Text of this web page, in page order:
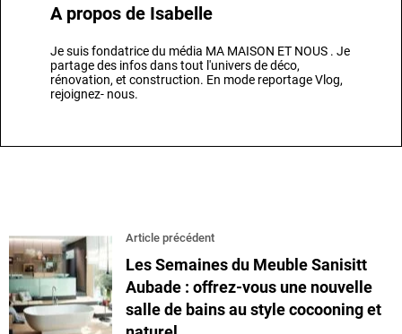
A propos de Isabelle
Je suis fondatrice du média MA MAISON ET NOUS . Je
partage des infos dans tout l'univers de déco,
rénovation, et construction. En mode reportage Vlog,
rejoignez- nous.
Article précédent
Les Semaines du Meuble Sanisitt
Aubade : offrez-vous une nouvelle
salle de bains au style cocooning et